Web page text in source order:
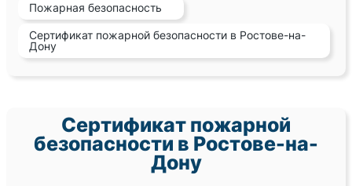
Пожарная безопасность
Сертификат пожарной безопасности в Ростове-на-
Дону
Сертификат пожарной
безопасности в Ростове-на-
Дону